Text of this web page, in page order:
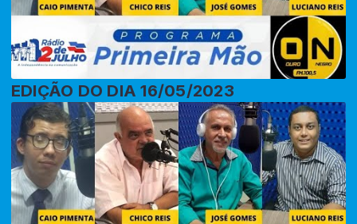
EDIÇÃO DO DIA 16/05/2023